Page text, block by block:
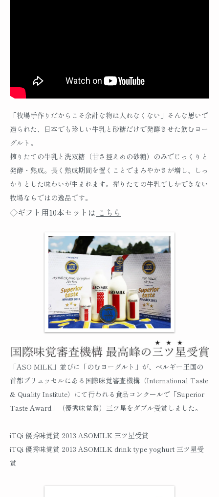
「牧場手作りだからこそ余計な物は入れなくない」そんな思いで
造られた、日本でも珍しい牛乳と砂糖だけで発酵させた飲むヨー
グルト。
搾りたての牛乳と洗双糖（甘さ控えめの砂糖）のみでじっくりと
発酵・熟成。長く熟成期間を置くことでまろやかさが増し、しっ
かりとした味わいが生まれます。搾りたての牛乳でしかできない
牧場ならではの逸品です。
◇ギフト用10本セットは こちら
「ASO MILK」並びに「のむヨーグルト」が、ベルギー王国の
首都ブリュッセルにある国際味覚審査機構（International Taste
& Quality Institute）にて行われる食品コンクールで「Superior
Taste Award」（優秀味覚賞）三ツ星をダブル受賞しました。
iTQi 優秀味覚賞 2013 ASOMILK 三ツ星受賞
iTQi 優秀味覚賞 2013 ASOMILK drink type yoghurt 三ツ星受
賞